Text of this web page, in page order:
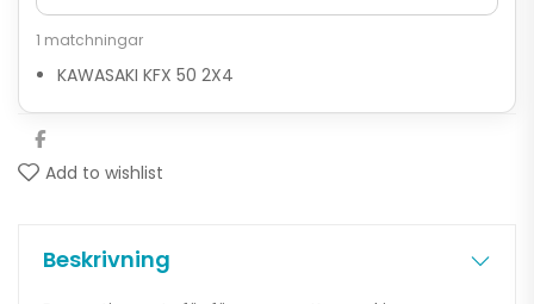
1 matchningar
KAWASAKI KFX 50 2X4
Add to wishlist
Beskrivning